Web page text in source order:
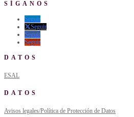
SÍGANOS
Seguir
Seguir
Seguir
Seguir
DATOS
ESAL
DATOS
Avisos legales/Política de Protección de Datos